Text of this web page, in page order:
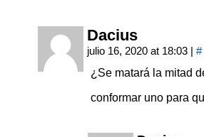
Dacius
julio 16, 2020 at 18:03 | #
¿Se matará la mitad
conformar uno para